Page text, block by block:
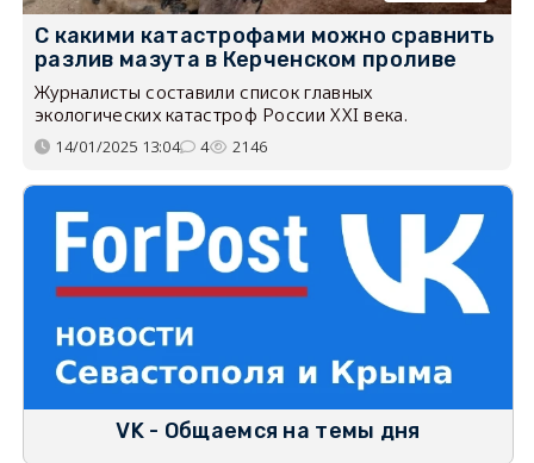
С какими катастрофами можно сравнить
разлив мазута в Керченском проливе
Журналисты составили список главных
экологических катастроф России XXI века.
14/01/2025 13:04 4 2146
VK - Общаемся на темы дня